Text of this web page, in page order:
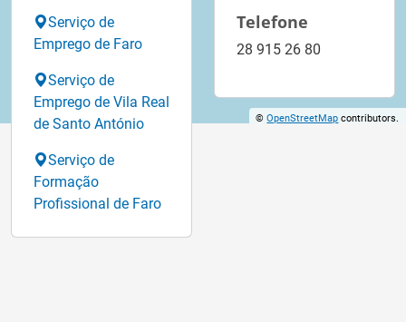
©OpenStreetMap contributors.
Serviço de
Emprego de Faro
Serviço de
Emprego de Vila Real
de Santo António
Serviço de
Formação
Profissional de Faro
Telefone
28 915 26 80